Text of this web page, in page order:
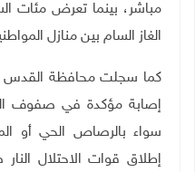
مباشر، بينما تعرض مئات
الغاز السام بين منازل
إصابة مؤكدة في صفوف
سواء بالرصاص الحي أو
إطلاق قوات الاحتلال